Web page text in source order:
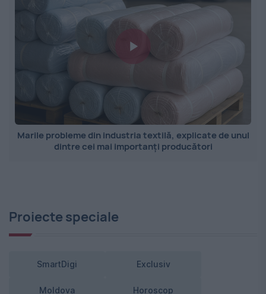
Marile probleme din industria textilă, explicate de unul
dintre cei mai importanți producători
Proiecte speciale
SmartDigi Exclusiv
Moldova Horoscop